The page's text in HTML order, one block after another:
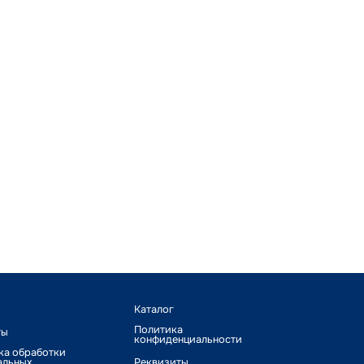
обработки
Каталог
Политика
конфиденциальности